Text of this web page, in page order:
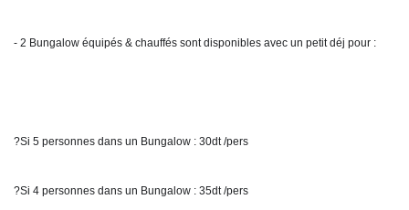
- 2 Bungalow équipés & chauffés sont disponibles avec un petit déj pour :
?Si 5 personnes dans un Bungalow : 30dt /pers
?Si 4 personnes dans un Bungalow : 35dt /pers